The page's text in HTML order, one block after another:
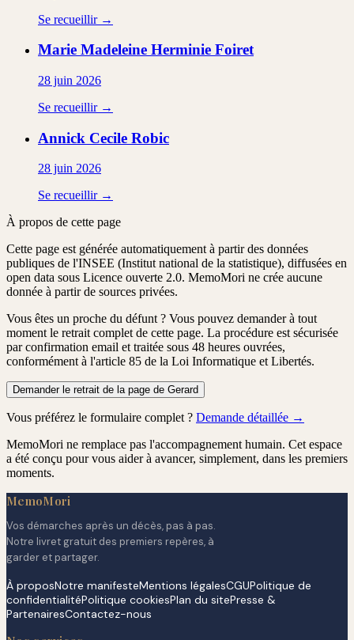
Se recueillir →
Marie Madeleine Herminie Foiret
28 juin 2026
Se recueillir →
Annick Cecile Robic
28 juin 2026
Se recueillir →
À propos de cette page
Cette page est générée automatiquement à partir des données
publiques de l'INSEE (Institut national de la statistique), diffusées en
open data sous Licence ouverte 2.0. MemoMori ne crée aucune
donnée à partir de sources privées.
Vous êtes un proche du défunt ? Vous pouvez demander à tout
moment le retrait complet de cette page. La procédure est sécurisée
par confirmation email et traitée sous 48 heures ouvrées,
conformément à l'article 85 de la Loi Informatique et Libertés.
Demander le retrait de la page de Gerard
Vous préférez le formulaire complet ? Demande détaillée →
MemoMori ne remplace pas l'accompagnement humain. Cet espace
a été conçu pour vous aider à avancer, simplement, dans les premiers
moments.
MemoMori
Vos démarches après un décès, pas à pas.
Notre livret gratuit des premiers repères, à
garder et partager.
À proposNotre manifesteMentions légalesCGUPolitique de
confidentialitéPolitique cookiesPlan du sitePresse &
PartenairesContactez-nous